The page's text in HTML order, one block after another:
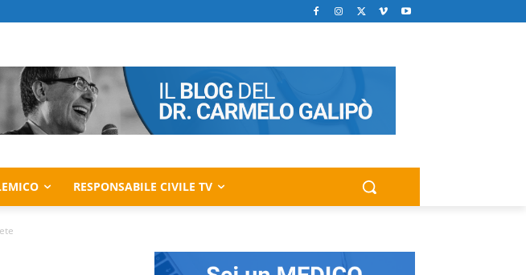
RESPONSABILE CIVILE TV